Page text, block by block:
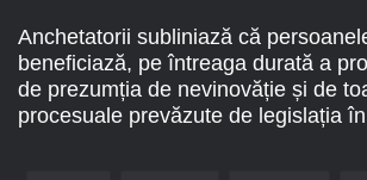
Anchetatorii subliniază că
beneficiază, pe întreaga durată a
de prezumția de nevinovăție și de
procesuale prevăzute de legislația